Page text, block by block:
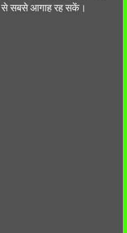
से सबसे आगाह रह सकें।